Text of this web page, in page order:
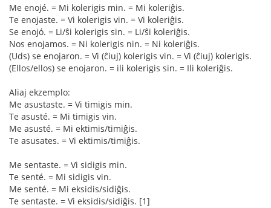
Me enojé. = Mi kolerigis min. = Mi koleriĝis.
Te enojaste. = Vi kolerigis vin. = Vi koleriĝis.
Se enojó. = Li/ŝi kolerigis sin. = Li/ŝi koleriĝis.
Nos enojamos. = Ni kolerigis nin. = Ni koleriĝis.
(Uds) se enojaron. = Vi (ĉiuj) kolerigis vin. = Vi (ĉiuj) kolerigis.
(Ellos/ellos) se enojaron. = ili kolerigis sin. = Ili koleriĝis.
Aliaj ekzemplo:
Me asustaste. = Vi timigis min.
Te asusté. = Mi timigis vin.
Me asusté. = Mi ektimis/timiĝis.
Te asusates. = Vi ektimis/timiĝis.
Me sentaste. = Vi sidigis min.
Te senté. = Mi sidigis vin.
Me senté. = Mi eksidis/sidiĝis.
Te sentaste. = Vi eksidis/sidiĝis. [1]